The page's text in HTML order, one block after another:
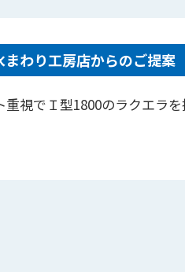
まわり工房店からのご提案
重視でＩ型1800のラクエラ